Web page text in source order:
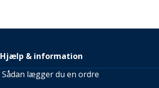
Hjælp & information
Sådan lægger du en ordre